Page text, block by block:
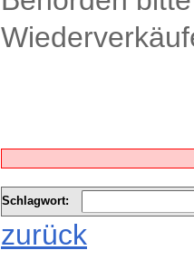
Schlagwort:
zurück